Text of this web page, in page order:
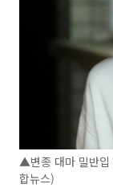
▲변종 대마 밀반입
합뉴스)